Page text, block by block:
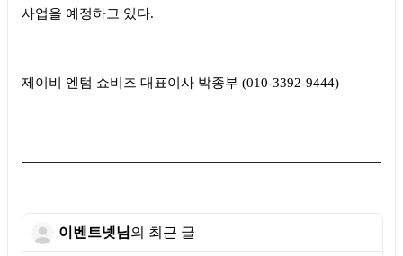
사업을 예정하고 있다.
제이비 엔텀 쇼비즈 대표이사 박종부 (010-3392-9444)
이벤트넷님의 최근 글